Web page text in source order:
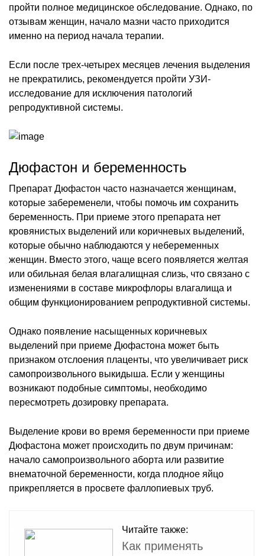
пройти полное медицинское обследование. Однако, по
отзывам женщин, начало мазни часто приходится
именно на период начала терапии.
Если после трех-четырех месяцев лечения выделения
не прекратились, рекомендуется пройти УЗИ-
исследование для исключения патологий
репродуктивной системы.
Дюфастон и беременность
Препарат Дюфастон часто назначается женщинам,
которые забеременели, чтобы помочь им сохранить
беременность. При приеме этого препарата нет
кровянистых выделений или коричневых выделений,
которые обычно наблюдаются у небеременных
женщин. Вместо этого, чаще всего появляется желтая
или обильная белая влагалищная слизь, что связано с
изменениями в составе микрофлоры влагалища и
общим функционированием репродуктивной системы.
Однако появление насыщенных коричневых
выделений при приеме Дюфастона может быть
признаком отслоения плаценты, что увеличивает риск
самопроизвольного выкидыша. Если у женщины
возникают подобные симптомы, необходимо
пересмотреть дозировку препарата.
Выделение крови во время беременности при приеме
Дюфастона может происходить по двум причинам:
начало самопроизвольного аборта или развитие
внематочной беременности, когда плодное яйцо
прикрепляется в просвете фаллопиевых труб.
Читайте также:
Как применять